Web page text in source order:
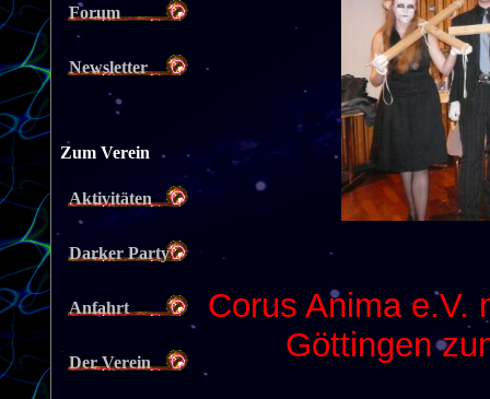
Forum
Newsletter
Zum Verein
Aktivitäten
Darker Party
Anfahrt
Der Verein